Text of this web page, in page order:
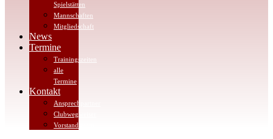
Spielstätten
Mannschaften
Mitgliedschaft
News
Termine
Trainingszeiten
alle
Termine
Kontakt
Ansprechpartner
Clubwegweiser
Vorstandsteam